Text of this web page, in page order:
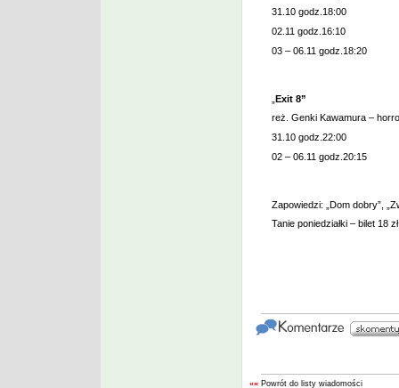
31.10 godz.18:00
02.11 godz.16:10
03 – 06.11 godz.18:20
Exit 8”
reż. Genki Kawamura –
31.10 godz.22:00
02 – 06.11 godz.20:15
Zapowiedzi: „Dom dobry”,
Tanie poniedziałki – bilet 18 zł
«« Powrót do listy wiadomości